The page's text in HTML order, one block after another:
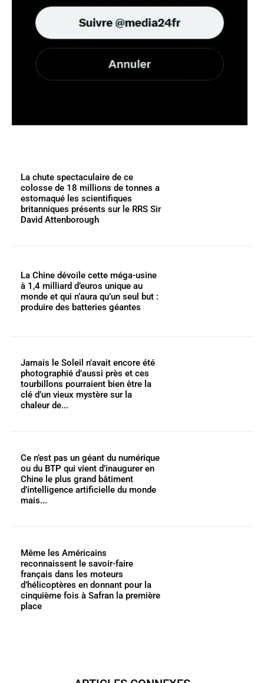
La chute spectaculaire de ce
colosse de 18 millions de tonnes a
estomaqué les scientifiques
britanniques présents sur le RRS Sir
David Attenborough
La Chine dévoile cette méga-usine
à 1,4 milliard d’euros unique au
monde et qui n’aura qu’un seul but :
produire des batteries géantes
Jamais le Soleil n’avait encore été
photographié d’aussi près et ces
tourbillons pourraient bien être la
clé d’un vieux mystère sur la
chaleur de...
Ce n’est pas un géant du numérique
ou du BTP qui vient d’inaugurer en
Chine le plus grand bâtiment
d’intelligence artificielle du monde
mais...
Même les Américains
reconnaissent le savoir-faire
français dans les moteurs
d’hélicoptères en donnant pour la
cinquième fois à Safran la première
place